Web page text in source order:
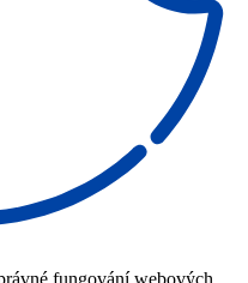
fungování webových